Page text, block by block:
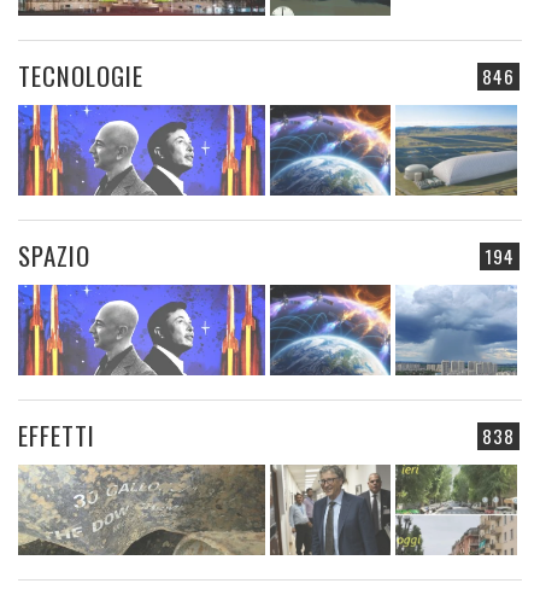
846
TECNOLOGIE
194
SPAZIO
838
EFFETTI